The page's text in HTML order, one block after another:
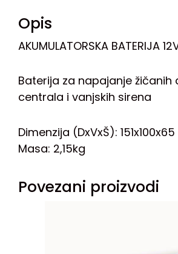
Opis
AKUMULATORSKA BATERIJA
Baterija za napajanje žičanih
centrala i vanjskih sirena
Dimenzija (DxVxŠ):
Masa: 2,15kg
Povezani proizvodi